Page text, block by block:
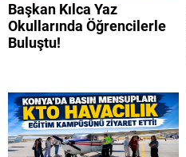
Başkan Kılca Yaz
Okullarında Öğrencilerle
Buluştu!